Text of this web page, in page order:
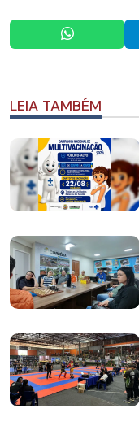
LEIA TAMBÉM